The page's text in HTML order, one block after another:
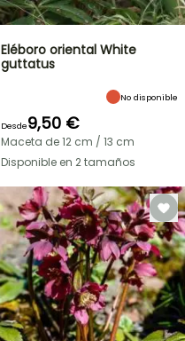
Eléboro oriental White
guttatus
No disponible
Desde9,50 €
Maceta de 12 cm / 13 cm
Disponible en 2 tamaños